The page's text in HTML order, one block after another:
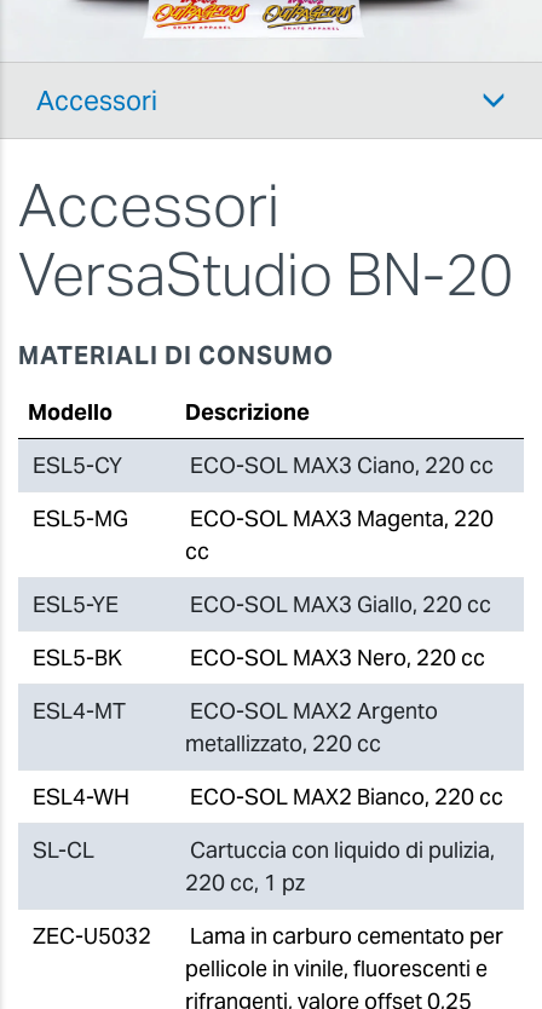
Accessori
Accessori
VersaStudio BN-20
MATERIALI DI CONSUMO
Modello
Descrizione
ESL5-CY
ECO-SOL MAX3 Ciano, 220 cc
ESL5-MG
ECO-SOL MAX3 Magenta, 220
cc
ESL5-YE
ECO-SOL MAX3 Giallo, 220 cc
ESL5-BK
ECO-SOL MAX3 Nero, 220 cc
ESL4-MT
ECO-SOL MAX2 Argento
metallizzato, 220 cc
ESL4-WH
ECO-SOL MAX2 Bianco, 220 cc
SL-CL
Cartuccia con liquido di pulizia,
220 cc, 1 pz
ZEC-U5032
Lama in carburo cementato per
pellicole in vinile, fluorescenti e
rifrangenti, valore offset 0,25